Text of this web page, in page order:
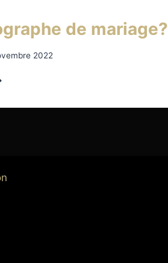
de mariage?
2022